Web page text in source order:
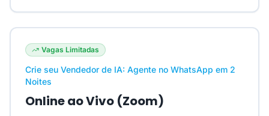
Vagas Limitadas
Crie seu Vendedor de IA: Agente no WhatsApp em 2
Noites
Online ao Vivo (Zoom)